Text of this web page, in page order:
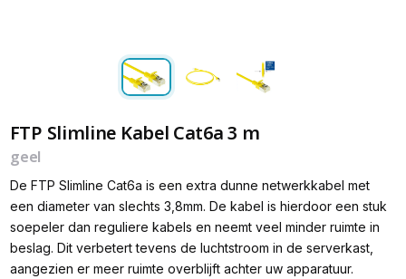
FTP Slimline Kabel Cat6a 3 m
geel
De FTP Slimline Cat6a is een extra dunne netwerkkabel met
een diameter van slechts 3,8mm. De kabel is hierdoor een stuk
soepeler dan reguliere kabels en neemt veel minder ruimte in
beslag. Dit verbetert tevens de luchtstroom in de serverkast,
aangezien er meer ruimte overblijft achter uw apparatuur.